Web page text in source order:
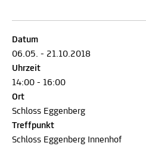
Datum
06.05. - 21.10.2018
Uhrzeit
14:00 - 16:00
Ort
Schloss Eggenberg
Treffpunkt
Schloss Eggenberg Innenhof